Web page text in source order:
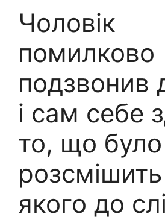
Чоловік
помилково
подзвонив
і сам себе
то, що було
якого до